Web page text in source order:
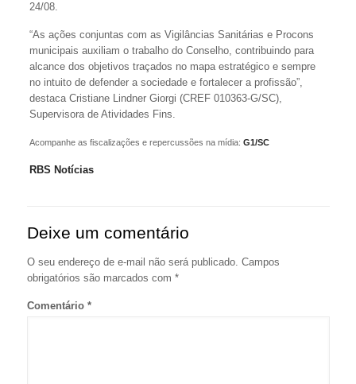
24/08.
“As ações conjuntas com as Vigilâncias Sanitárias e Procons
municipais auxiliam o trabalho do Conselho, contribuindo para
alcance dos objetivos traçados no mapa estratégico e sempre
no intuito de defender a sociedade e fortalecer a profissão”,
destaca Cristiane Lindner Giorgi (CREF 010363-G/SC),
Supervisora de Atividades Fins.
Acompanhe as fiscalizações e repercussões na mídia:G1/SC
RBS Notícias
Deixe um comentário
O seu endereço de e-mail não será publicado. Campos
obrigatórios são marcados com *
Comentário *